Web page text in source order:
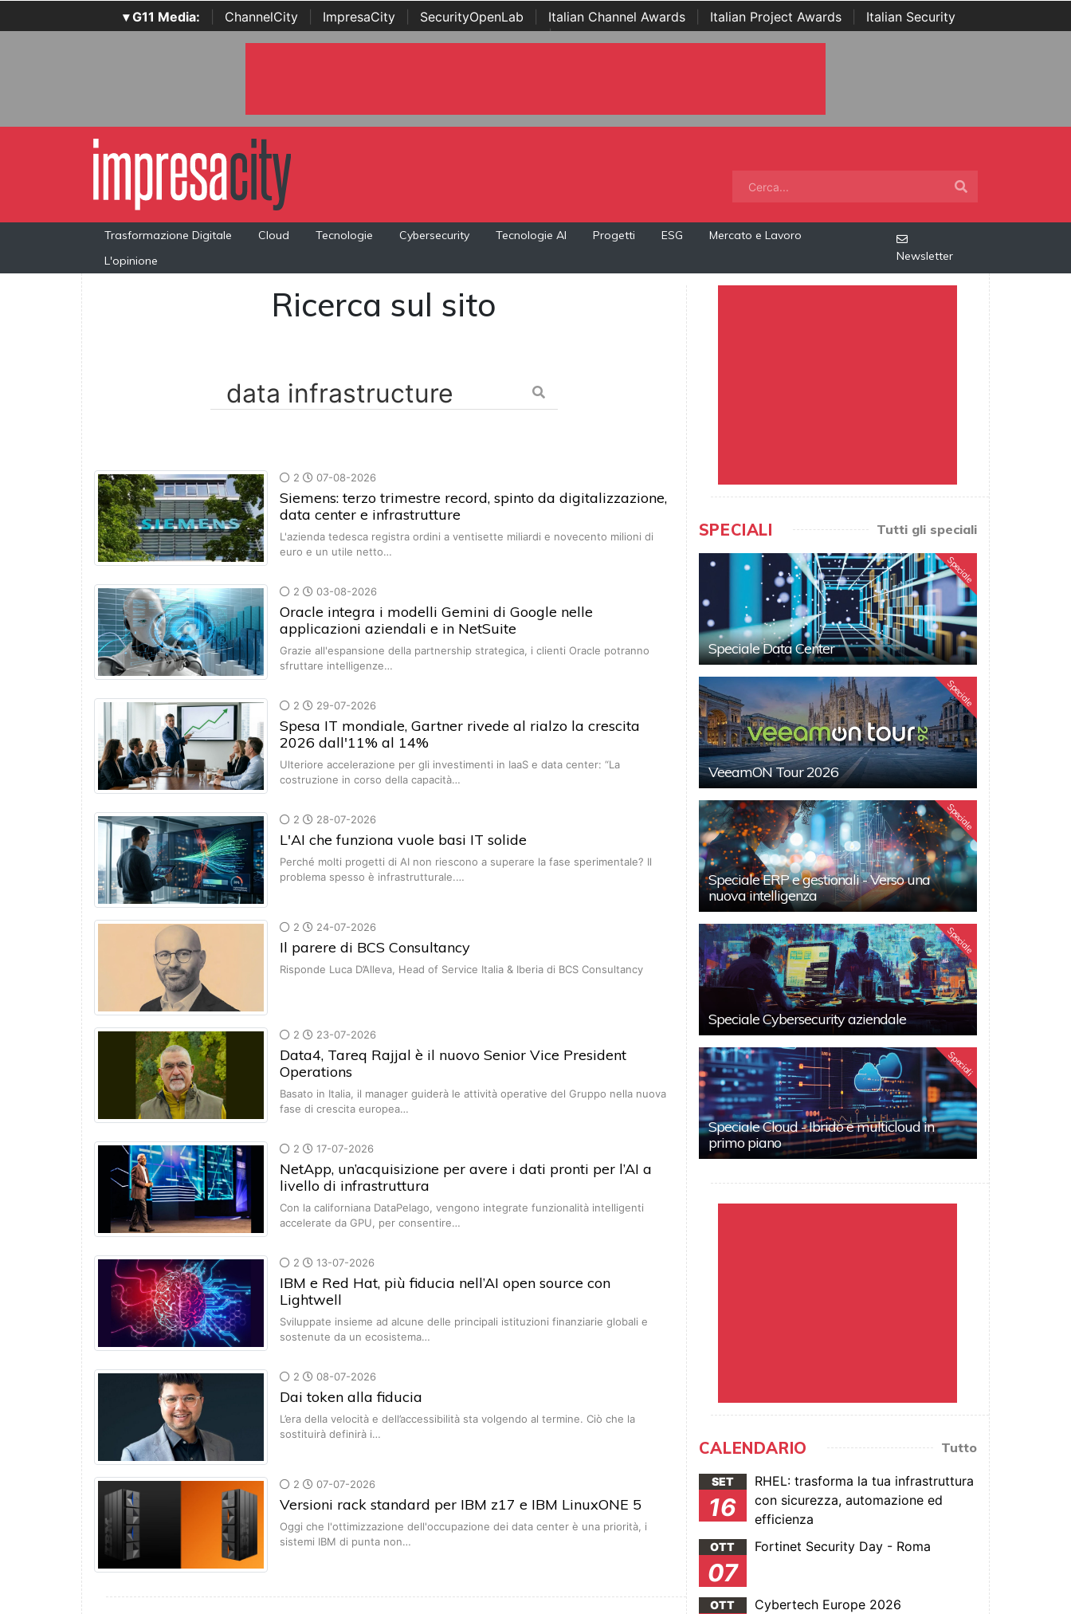
▾ G11 Media: ChannelCity ImpresaCity SecurityOpenLab Italian Channel Awards Italian Project Awards
Italian Security
Awards | ...
Trasformazione Digitale Cloud Tecnologie Cybersecurity Tecnologie AI Progetti ESG
Mercato e Lavoro
L'opinione
Newsletter
Ricerca sul sito
2 07-08-2026
Siemens: terzo trimestre record, spinto da digitalizzazione,
data center e infrastrutture
L'azienda tedesca registra ordini a ventisette miliardi e novecento milioni di
euro e un utile netto…
2 03-08-2026
Oracle integra i modelli Gemini di Google nelle
applicazioni aziendali e in NetSuite
Grazie all'espansione della partnership strategica, i clienti Oracle potranno
sfruttare intelligenze…
2 29-07-2026
Spesa IT mondiale, Gartner rivede al rialzo la crescita
2026 dall'11% al 14%
Ulteriore accelerazione per gli investimenti in IaaS e data center: “La
costruzione in corso della capacità…
2 28-07-2026
L'AI che funziona vuole basi IT solide
Perché molti progetti di AI non riescono a superare la fase sperimentale? Il
problema spesso è infrastrutturale.…
2 24-07-2026
Il parere di BCS Consultancy
Risponde Luca D’Alleva, Head of Service Italia & Iberia di BCS Consultancy
2 23-07-2026
Data4, Tareq Rajjal è il nuovo Senior Vice President
Operations
Basato in Italia, il manager guiderà le attività operative del Gruppo nella nuova
fase di crescita europea…
2 17-07-2026
NetApp, un’acquisizione per avere i dati pronti per l’AI a
livello di infrastruttura
Con la californiana DataPelago, vengono integrate funzionalità intelligenti
accelerate da GPU, per consentire…
2 13-07-2026
IBM e Red Hat, più fiducia nell’AI open source con
Lightwell
Sviluppate insieme ad alcune delle principali istituzioni finanziarie globali e
sostenute da un ecosistema…
2 08-07-2026
Dai token alla fiducia
L’era della velocità e dell’accessibilità sta volgendo al termine. Ciò che la
sostituirà definirà i…
2 07-07-2026
Versioni rack standard per IBM z17 e IBM LinuxONE 5
Oggi che l'ottimizzazione dell'occupazione dei data center è una priorità, i
sistemi IBM di punta non…
SPECIALI Tutti gli speciali
Speciale
Speciale Data Center
Speciale
VeeamON Tour 2026
Speciale
Speciale ERP e gestionali - Verso una
nuova intelligenza
Speciale
Speciale Cybersecurity aziendale
Speciali
Speciale Cloud - Ibrido e multicloud in
primo piano
CALENDARIO Tutto
SET
16
RHEL: trasforma la tua infrastruttura
con sicurezza, automazione ed
efficienza
OTT
07
Fortinet Security Day - Roma
OTT Cybertech Europe 2026